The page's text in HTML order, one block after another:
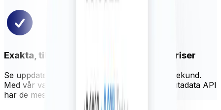
Exakta, tillförlitliga och uppdaterade priser
Se uppdaterade priser så ofta som var 60: e sekund.
Med vår valutablandare ser Xe till att vårt valutadata API
har de mest exakta globala kurserna.